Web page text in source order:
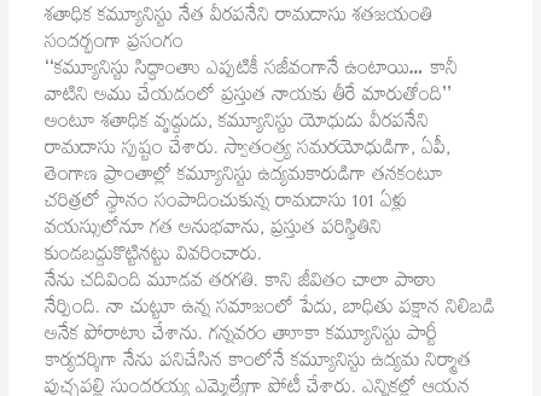
శతాధిక కమ్యూనిస్టు నేత వీరపనేని రామదాసు శతజయంతి
సందర్భంగా ప్రసంగం
‘‘కమ్యూనిస్టు సిద్ధాంతాు ఎప్పటికీ సజీవంగానే ఉంటాయి… కానీ
వాటిని అము చేయడంలో ప్రస్తుత నాయకు తీరే మారుతోంది’’
అంటూ శతాధిక వృద్ధుడు, కమ్యూనిస్టు యోధుడు వీరపనేని
రామదాసు స్పష్టం చేశారు. స్వాతంత్య్ర సమరయోధుడిగా, ఏపీ,
తెంగాణ ప్రాంతాల్లో కమ్యూనిస్టు ఉద్యమకారుడిగా తనకంటూ
చరిత్రలో స్థానం సంపాదించుకున్న రామదాసు 101 ఏళ్లు
వయస్సులోనూ గత అనుభవాను, ప్రస్తుత పరిస్థితిని
కుండబద్దుకొట్టినట్టు వివరించారు.
నేను చదివింది మూడవ తరగతి. కాని జీవితం చాలా పాఠాు
నేర్పింది. నా చుట్టూ ఉన్న సమాజంలో పేదు, బాధితు పక్షాన నిలిబడి
అనేక పోరాటాు చేశాను. గన్నవరం తాూకా కమ్యూనిస్టు పార్టీ
కార్యదర్శిగా నేను పనిచేసిన కాంలోనే కమ్యూనిస్టు ఉద్యమ నిర్మాత